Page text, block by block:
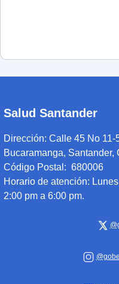
Salud Santander
Dirección: Calle 45 No 11-
Bucaramanga, Santander,
Código Postal: 680006
Horario de atención:
2:00 pm a 6:00 pm.